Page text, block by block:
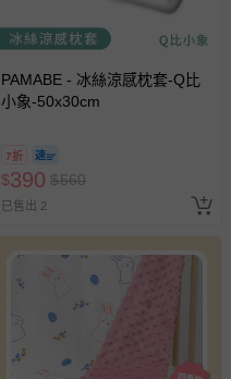
PAMABE - 冰絲涼感枕套-Q比
小象-50x30cm
7折
$390 $560
已售出 2